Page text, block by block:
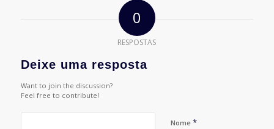
0
RESPOSTAS
Deixe uma resposta
Want to join the discussion?
Feel free to contribute!
Nome *